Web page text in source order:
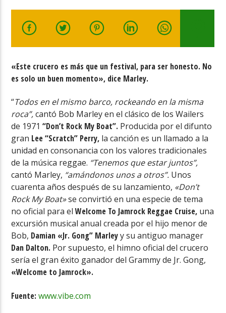
Radio
«Este crucero es más que un festival, para ser honesto. No
es solo un buen momento», dice Marley.
“Todos en el mismo barco, rockeando en la misma
roca”,cantó Bob Marley en el clásico de los Wailers
de 1971 “Don’t Rock My Boat”. Producida por el difunto
gran Lee “Scratch” Perry, la canción es un llamado a la
unidad en consonancia con los valores tradicionales
de la música reggae. “Tenemos que estar juntos”,
cantó Marley, “amándonos unos a otros”. Unos
cuarenta años después de su lanzamiento, «Don’t
Rock My Boat»se convirtió en una especie de tema
no oficial para elWelcome To Jamrock Reggae Cruise, una
excursión musical anual creada por el hijo menor de
Bob, Damian «Jr. Gong” Marleyy su antiguo manager
Dan Dalton. Por supuesto, el himno oficial del crucero
sería el gran éxito ganador del Grammy de Jr. Gong,
«Welcome to Jamrock».
Fuente:www.vibe.com